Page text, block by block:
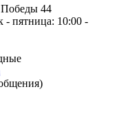
Победы 44
- пятница: 10:00 -